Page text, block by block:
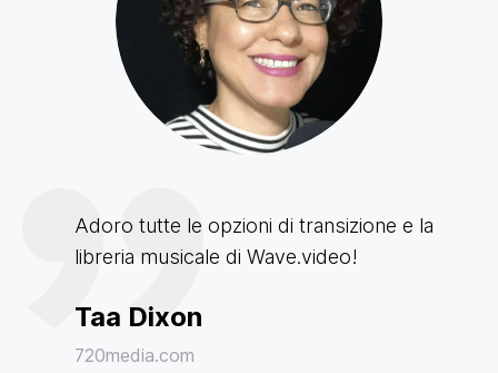
Adoro tutte le opzioni di transizione e la
libreria musicale di Wave.video!
Taa Dixon
720media.com